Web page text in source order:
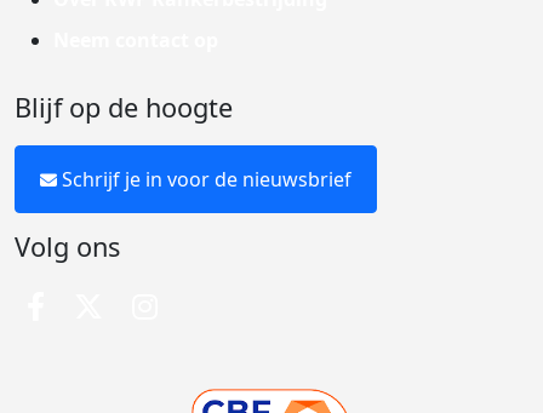
Blijf op de hoogte
Schrijf je in voor de nieuwsbrief
Volg ons